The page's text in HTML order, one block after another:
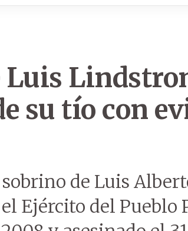
Luis
su tío con
de Luis
Ejército del Pueblo